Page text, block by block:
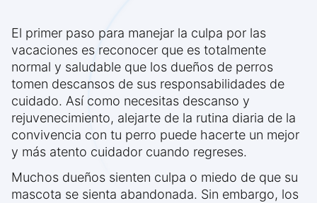
El primer paso para manejar la culpa por las
vacaciones es reconocer que es totalmente
normal y saludable que los dueños de perros
tomen descansos de sus responsabilidades de
cuidado. Así como necesitas descanso y
rejuvenecimiento, alejarte de la rutina diaria de la
convivencia con tu perro puede hacerte un mejor
y más atento cuidador cuando regreses.
Muchos dueños sienten culpa o miedo de que su
mascota se sienta abandonada. Sin embargo, los